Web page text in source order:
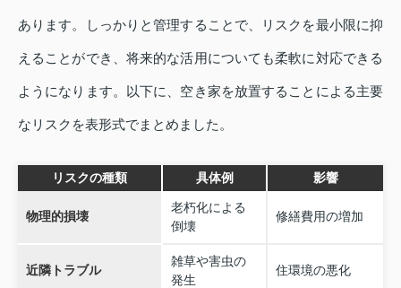
あります。しっかりと管理することで、リスクを最小限に抑
えることができ、将来的な活用についても柔軟に対応できる
ようになります。以下に、空き家を放置することによる主要
なリスクを表形式でまとめました。
リスクの種類 具体例 影響
物理的損壊
老朽化による
倒壊
修繕費用の増加
近隣トラブル
雑草や害虫の
発生
住環境の悪化